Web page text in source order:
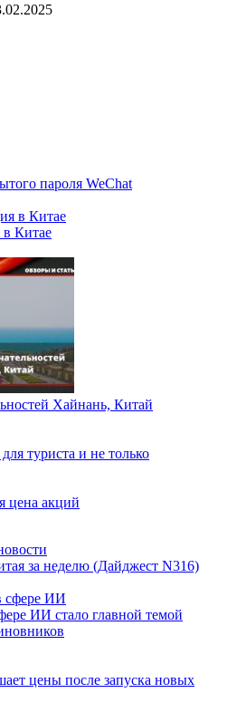
пароля WeChat
в Китае
Хайнань, Китай
туриста и не только
цена акций
за неделю (Дайджест N316)
ИИ стало главной темой
цены после запуска новых